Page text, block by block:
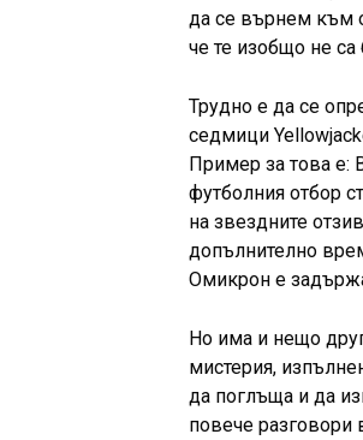
да се върнем към
че те изобщо не са
Трудно е да се
седмици
Пример за това е:
футболния отбор
на звездните
допълнително
Омикрон е
Но има и нещо
мистерия,
да поглъща и да
повече разговори